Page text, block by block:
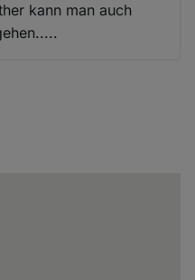
kann man auch